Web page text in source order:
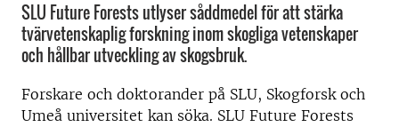
SLU Future Forests utlyser såddmedel för att stärka
tvärvetenskaplig forskning inom skogliga vetenskaper
och hållbar utveckling av skogsbruk.
Forskare och doktorander på SLU, Skogforsk och
Umeå universitet kan söka. SLU Future Forests